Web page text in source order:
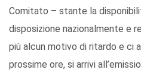
Comitato – stante la
disposizione nazionalmente e
più alcun motivo di ritardo e ci
prossime ore, si arrivi